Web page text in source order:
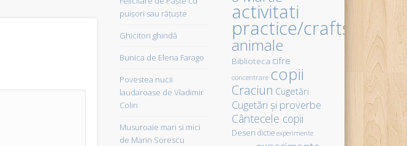
puișori sau rățuște
Ghicitori ghindă
Bunica de Elena Farago
Povestea nucii
laudaroase de Vladimir
Colin
Musuroaie mari si mici
de Marin Sorescu
activitati
practice/crafts
animale
Biblioteca cifre
concentrare copii
Craciun Cugetări
Cugetări şi proverbe
Cântecele copii
Desen dictie experimente